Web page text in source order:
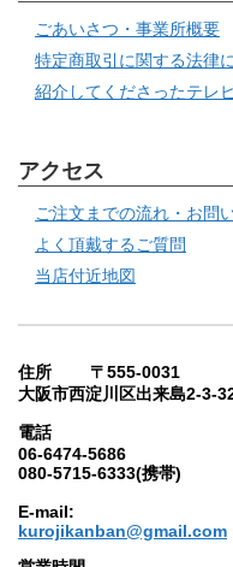
ごあいさつ・事業所概要
特定商取引に関する法律
紹介してくださったテレ
アクセス
ご注文までの流れ・お問
よく頂戴するご質問
当店付近地図
住所 〒555-0031
大阪市西淀川区出来島2-3-
電話
06-6474-5686
080-5715-6333(携帯)
E-mail:
kurojikanban@gmail.com